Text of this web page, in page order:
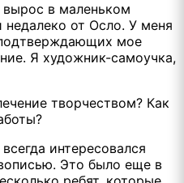
в маленьком
недалеко от Осло. У меня
мое
Я художник-самоучка,
творчеством? Как
интересовался
Это было еще в